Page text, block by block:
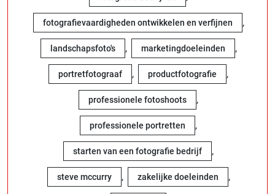
fotografievaardigheden ontwikkelen en verfijnen ,
landschapsfoto's , marketingdoeleinden ,
portretfotograaf , productfotografie ,
professionele fotoshoots ,
professionele portretten ,
starten van een fotografie bedrijf ,
steve mccurry , zakelijke doeleinden ,